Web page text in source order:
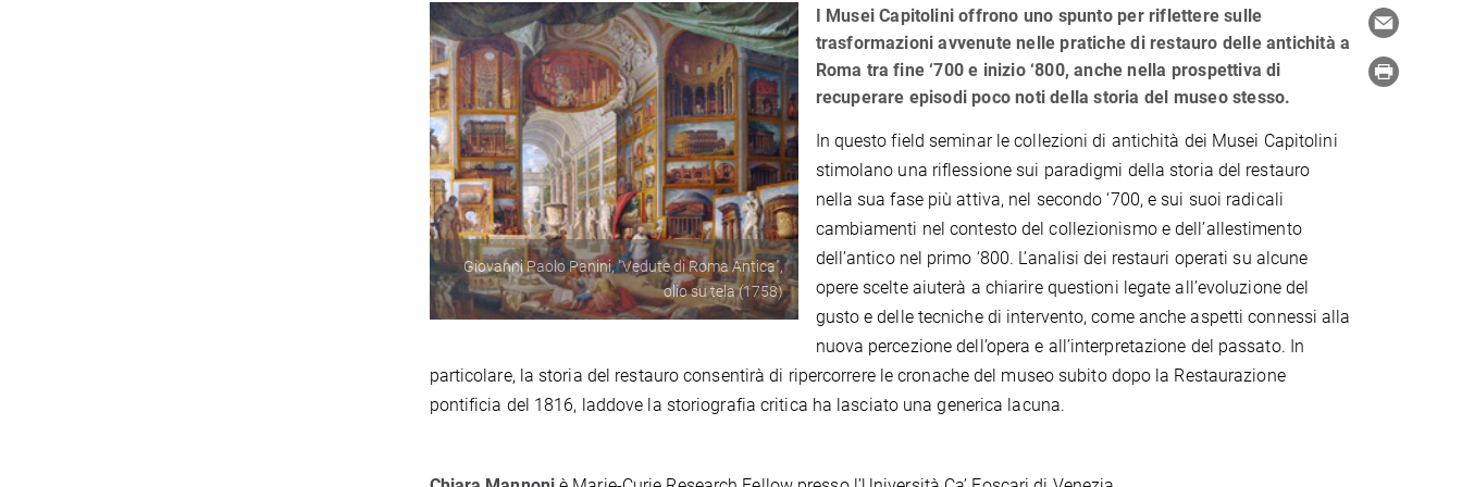
Giovanni Paolo Panini, "Vedute di Roma Antica",
olio su tela (1758)
I Musei Capitolini offrono uno spunto per riflettere sulle
trasformazioni avvenute nelle pratiche di restauro delle antichità a
Roma tra fine ‘700 e inizio ‘800, anche nella prospettiva di
recuperare episodi poco noti della storia del museo stesso.
In questo field seminar le collezioni di antichità dei Musei Capitolini
stimolano una riflessione sui paradigmi della storia del restauro
nella sua fase più attiva, nel secondo ‘700, e sui suoi radicali
cambiamenti nel contesto del collezionismo e dell’allestimento
dell’antico nel primo ‘800. L’analisi dei restauri operati su alcune
opere scelte aiuterà a chiarire questioni legate all’evoluzione del
gusto e delle tecniche di intervento, come anche aspetti connessi alla
nuova percezione dell’opera e all’interpretazione del passato. In
particolare, la storia del restauro consentirà di ripercorrere le cronache del museo subito dopo la Restaurazione
pontificia del 1816, laddove la storiografia critica ha lasciato una generica lacuna.